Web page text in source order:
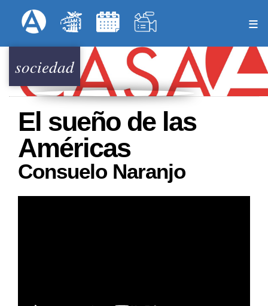
al
principal
Menú Superior
sociedad
El sueño de las
Américas
Consuelo Naranjo